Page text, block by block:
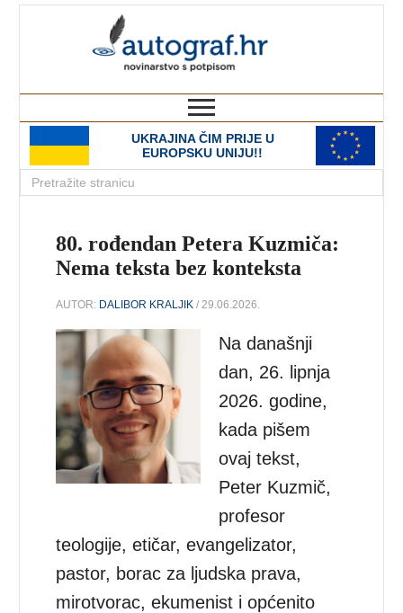
UKRAJINA ČIM PRIJE U
EUROPSKU UNIJU!!
80. rođendan Petera Kuzmiča:
Nema teksta bez konteksta
AUTOR: DALIBOR KRALJIK / 29.06.2026.
Na današnji
dan, 26. lipnja
2026. godine,
kada pišem
ovaj tekst,
Peter Kuzmič,
profesor
teologije, etičar, evangelizator,
pastor, borac za ljudska prava,
mirotvorac, ekumenist i općenito